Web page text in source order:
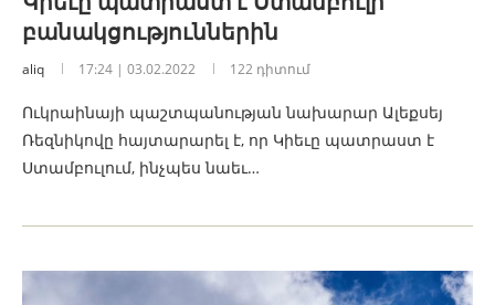
բանակցություններին
aliq 17:24 | 03.02.2022 122 դիտում
Ուկրաինայի պաշտպանության նախարար Ալեքսեյ
Ռեզնիկովը հայտարարել է, որ Կիեւը պատրաստ է
Ստամբուլում, ինչպես նաեւ…